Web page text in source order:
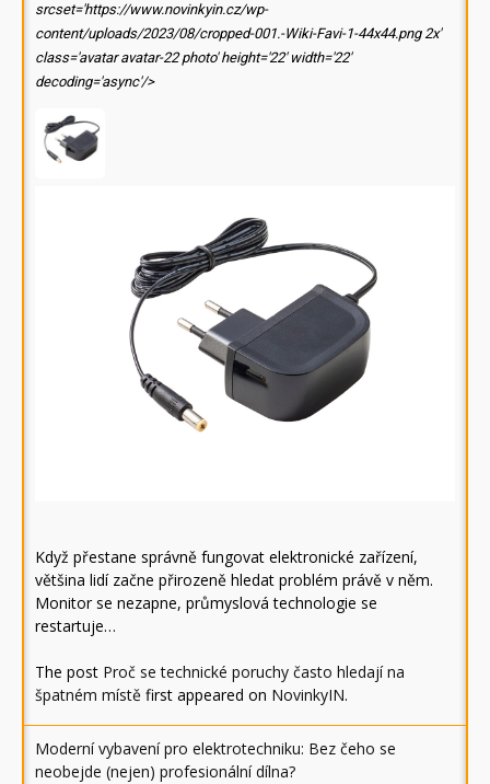
srcset='https://www.novinkyin.cz/wp-
content/uploads/2023/08/cropped-001.-Wiki-Favi-1-44x44.png 2x'
class='avatar avatar-22 photo' height='22' width='22'
decoding='async'/>
Když přestane správně fungovat elektronické zařízení,
většina lidí začne přirozeně hledat problém právě v něm.
Monitor se nezapne, průmyslová technologie se
restartuje…
The post Proč se technické poruchy často hledají na
špatném místě first appeared on NovinkyIN.
Moderní vybavení pro elektrotechniku: Bez čeho se
neobejde (nejen) profesionální dílna?